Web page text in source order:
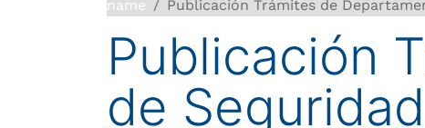
name Publicación Trámites de
Publicación
de